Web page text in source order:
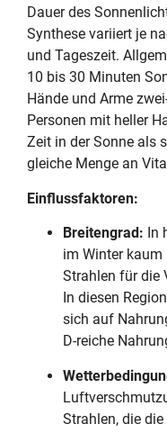
Dauer des
Synthese variiert je
und Tageszeit.
10 bis 30 Minuten
Hände und Arme
Personen mit heller
Zeit in der Sonne als
gleiche Menge an
Einflussfaktoren:
Breitengrad: In
im Winter kaum
Strahlen für die
In diesen
sich auf
D-reiche
Strahlen, die